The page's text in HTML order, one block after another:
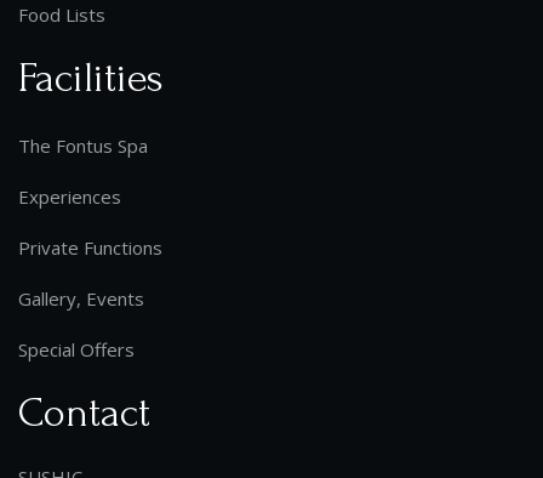
Food Lists
Facilities
The Fontus Spa
Experiences
Private Functions
Gallery, Events
Special Offers
Contact